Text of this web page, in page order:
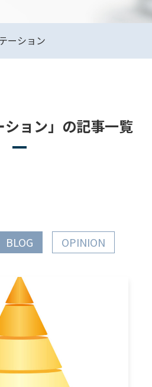
ーション
ション」の記事一覧
BLOG OPINION